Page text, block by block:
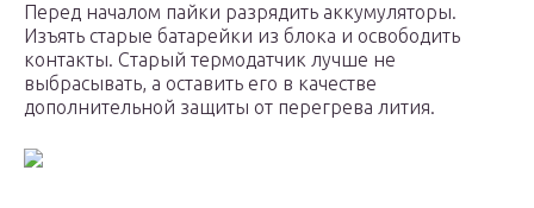
Перед началом пайки разрядить аккумуляторы.
Изъять старые батарейки из блока и освободить
контакты. Старый термодатчик лучше не
выбрасывать, а оставить его в качестве
дополнительной защиты от перегрева лития.